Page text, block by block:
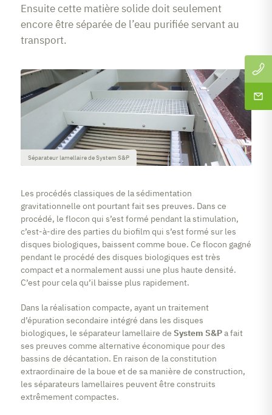
Ensuite cette matière solide doit seulement
encore être séparée de l’eau purifiée servant au
transport.
Séparateur lamellaire de System S&P
Les procédés classiques de la sédimentation
gravitationnelle ont pourtant fait ses preuves. Dans ce
procédé, le flocon qui s’est formé pendant la stimulation,
c’est-à-dire des parties du biofilm qui s’est formé sur les
disques biologiques, baissent comme boue. Ce flocon gagné
pendant le procédé des disques biologiques est très
compact et a normalement aussi une plus haute densité.
C’est pour cela qu’il baisse plus rapidement.
Dans la réalisation compacte, ayant un traitement
d’épuration secondaire intégré dans les disques
biologiques, le séparateur lamellaire de System S&Pa fait
ses preuves comme alternative économique pour des
bassins de décantation. En raison de la constitution
extraordinaire de la boue et de sa manière de construction,
les séparateurs lamellaires peuvent être construits
extrêmement compactes.